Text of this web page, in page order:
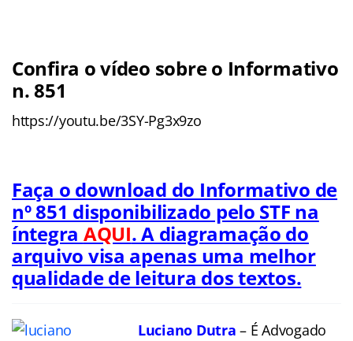
Confira o vídeo sobre o Informativo
n. 851
https://youtu.be/3SY-Pg3x9zo
Faça o download do Informativo de
nº 851 disponibilizado pelo STF na
íntegra AQUI. A diagramação do
arquivo visa apenas uma melhor
qualidade de leitura dos textos.
Luciano Dutra – É Advogado